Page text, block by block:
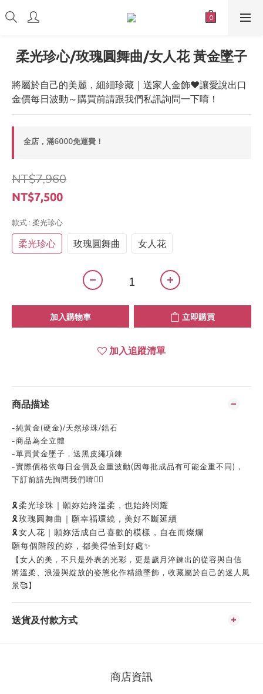
柔光珍心/玫瑰圓舞曲/女人花 黃金墜子
將屬於自己的美麗，細細珍藏｜送家人金飾❤️讓愛說出口
金價每日波動～購買前請跟我們私訊詢問一下唷！
全店，滿6000免運費！
NT$7,960
NT$7,500
款式 : 柔光珍心
柔光珍心 玫瑰圓舞曲 女人花
加入購物車 立即購買
加入追蹤清單
商品描述
-純黃金(硬金)/天然珍珠/鋯石
-商品為全立體
-單買黃金墜子，送黑皮繩項鍊
-實際價格依每日金價及金重波動(因每批成品有可能金重不同) ，
下訂前請先詢問我們唷👍🏻
🎗️柔光珍珠｜願妳始終溫柔，也始終閃耀
🎗️玫瑰圓舞曲｜願幸福環繞，美好不斷延續
🎗️女人花｜願妳活成自己喜歡的模樣，自在而燦爛
願每個階段的妳，都美得恰到好處✨
【女人的美，不只是外表的光彩，更是歲月淬鍊出的從容與自信
將溫柔、浪漫與綻放的姿態化作精緻墜飾，收藏屬於自己的迷人風
景🥰】
送貨及付款方式
商店資訊